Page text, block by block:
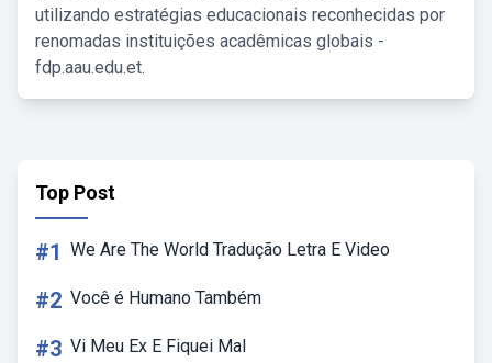
utilizando estratégias educacionais reconhecidas por
renomadas instituições acadêmicas globais -
fdp.aau.edu.et.
Top Post
#1 We Are The World Tradução Letra E Video
#2 Você é Humano Também
#3 Vi Meu Ex E Fiquei Mal